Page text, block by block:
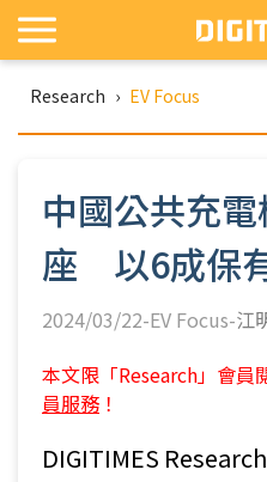
Research › EV Focus
中國公共充
座 以6成保
2024/03/22-EV Focus-江
本文限「Research」會員
員服務 ！
DIGITIMES